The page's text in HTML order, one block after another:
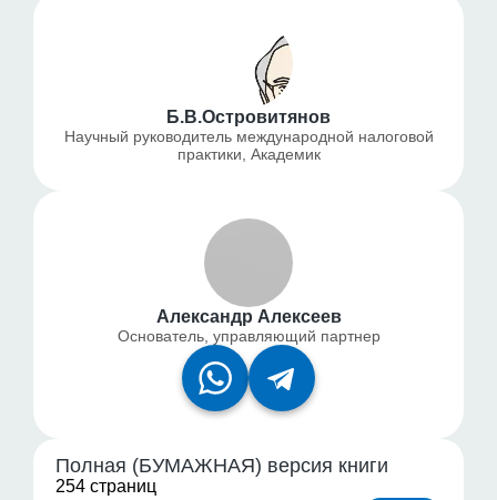
Б.В.Островитянов
Научный руководитель международной налоговой
практики, Академик
Александр Алексеев
Основатель, управляющий партнер
Полная (БУМАЖНАЯ) версия книги
254 страниц